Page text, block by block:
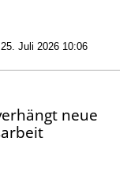
Juli 2026 10:06
neue